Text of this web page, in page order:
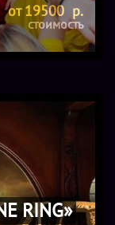
от 19500 р.
стоимость
RING»